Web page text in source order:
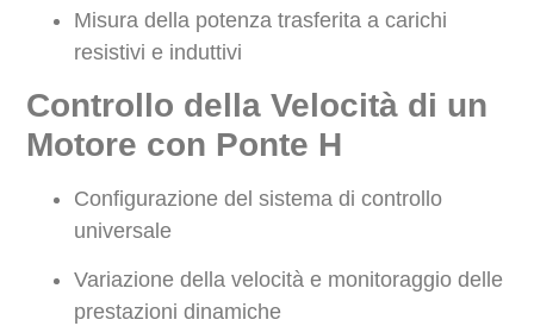
Misura della potenza trasferita a carichi
resistivi e induttivi
Controllo della Velocità di un
Motore con Ponte H
Configurazione del sistema di controllo
universale
Variazione della velocità e monitoraggio delle
prestazioni dinamiche